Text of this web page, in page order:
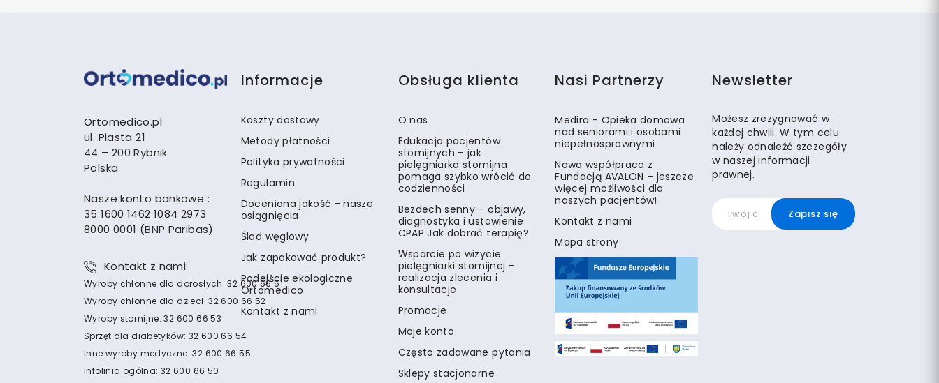
Ortomedico.pl
ul. Piasta 21
44 – 200 Rybnik
Polska
Nasze konto bankowe :
35 1600 1462 1084 2973
8000 0001 (BNP Paribas)
Kontakt z nami:
Wyroby chłonne dla dorosłych: 32 600 66 51
Wyroby chłonne dla dzieci: 32 600 66 52
Wyroby stomijne: 32 600 66 53
Sprzęt dla diabetyków: 32 600 66 54
Inne wyroby medyczne: 32 600 66 55
Infolinia ogólna: 32 600 66 50
Informacje
Koszty dostawy
Metody płatności
Polityka prywatności
Regulamin
Doceniona jakość - nasze
osiągnięcia
Ślad węglowy
Jak zapakować produkt?
Podejście ekologiczne
Ortomedico
Kontakt z nami
Obsługa klienta
O nas
Edukacja pacjentów
stomijnych – jak
pielęgniarka stomijna
pomaga szybko wrócić do
codzienności
Bezdech senny – objawy,
diagnostyka i ustawienie
CPAP Jak dobrać terapię?
Wsparcie po wizycie
pielęgniarki stomijnej –
realizacja zlecenia i
konsultacje
Promocje
Moje konto
Często zadawane pytania
Sklepy stacjonarne
Nasi Partnerzy
Medira - Opieka domowa
nad seniorami i osobami
niepełnosprawnymi
Nowa współpraca z
Fundacją AVALON – jeszcze
więcej możliwości dla
naszych pacjentów!
Kontakt z nami
Mapa strony
Newsletter
Możesz zrezygnować w
każdej chwili. W tym celu
należy odnaleźć szczegóły
w naszej informacji
prawnej.